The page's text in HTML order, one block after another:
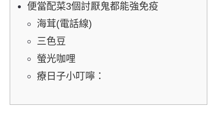
便當配菜3個討厭鬼都能強免疫
海茸(電話線)
三色豆
螢光咖哩
療日子小叮嚀：